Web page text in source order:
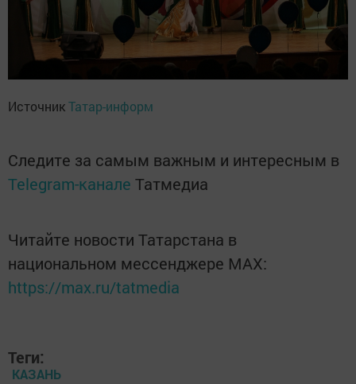
ИсточникТатар-информ
Следите за самым важным и интересным в
Telegram-канале Татмедиа
Читайте новости Татарстана в
национальном мессенджере MАХ:
https://max.ru/tatmedia
Теги:
КАЗАНЬ